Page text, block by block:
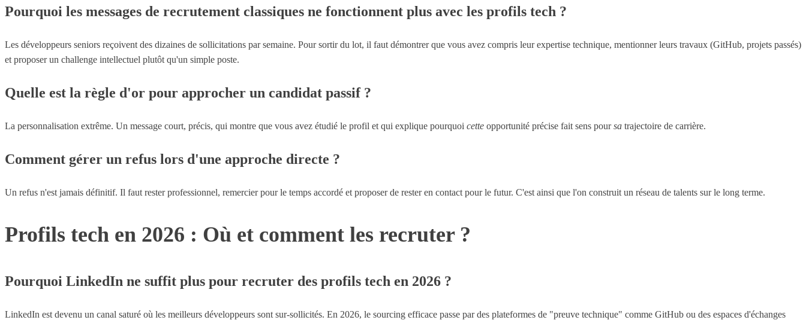
Pourquoi les messages de recrutement classiques ne fonctionnent plus avec les profils tech ?
Les développeurs seniors reçoivent des dizaines de sollicitations par semaine. Pour sortir du lot, il faut démontrer que vous avez compris leur expertise technique, mentionner leurs travaux (GitHub, projets passés)
et proposer un challenge intellectuel plutôt qu'un simple poste.
Quelle est la règle d'or pour approcher un candidat passif ?
La personnalisation extrême. Un message court, précis, qui montre que vous avez étudié le profil et qui explique pourquoi cette opportunité précise fait sens poursa trajectoire de carrière.
Comment gérer un refus lors d'une approche directe ?
Un refus n'est jamais définitif. Il faut rester professionnel, remercier pour le temps accordé et proposer de rester en contact pour le futur. C'est ainsi que l'on construit un réseau de talents sur le long terme.
Profils tech en 2026 : Où et comment les recruter ?
Pourquoi LinkedIn ne suffit plus pour recruter des profils tech en 2026 ?
LinkedIn est devenu un canal saturé où les meilleurs développeurs sont sur-sollicités. En 2026, le sourcing efficace passe par des plateformes de "preuve technique" comme GitHub ou des espaces d'échanges